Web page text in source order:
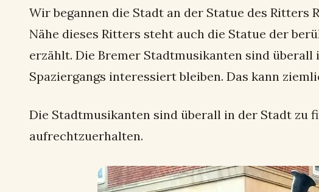
Wir begannen die Stadt an der Statue des Ritters
Nähe dieses Ritters steht auch die Statue der
erzählt. Die Bremer Stadtmusikanten sind
Spaziergangs interessiert bleiben. Das kann
Die Stadtmusikanten sind überall in der Stadt zu
aufrechtzuerhalten.